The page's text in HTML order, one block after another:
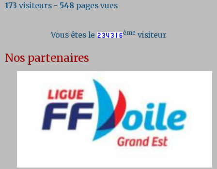
173 visiteurs - 548 pages vues
Vous êtes le ème visiteur
Nos partenaires